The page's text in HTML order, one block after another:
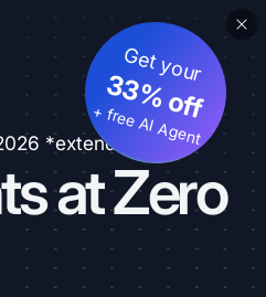
*extended
at Zero
Get your
33% off
+ free AI Agent